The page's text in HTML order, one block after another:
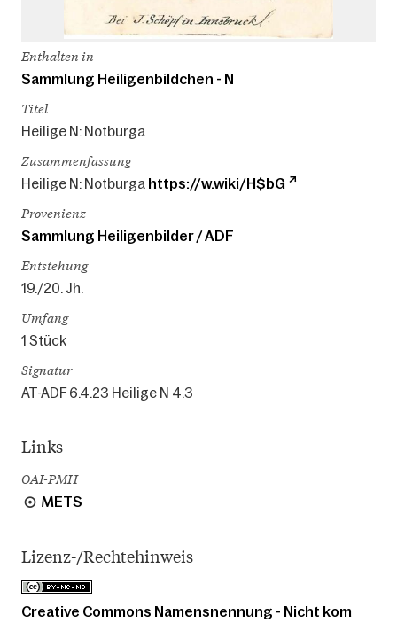
Enthalten in
Sammlung Heiligenbildchen - N
Titel
Heilige N: Notburga
Zusammenfassung
Heilige N: Notburga https://w.wiki/H$bG
Provenienz
Sammlung Heiligenbilder / ADF
Entstehung
19./20. Jh.
Umfang
1 Stück
Signatur
AT-ADF 6.4.23 Heilige N 4.3
Links
OAI-PMH
METS
Lizenz-/Rechtehinweis
Creative Commons Namensnennung - Nicht kom